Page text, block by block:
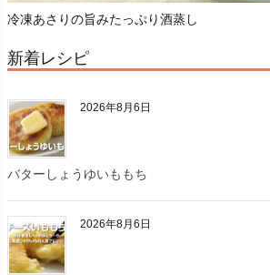
冷凍あさりの旨みたっぷり酒蒸し
新着レシピ
2026年8月6日
バターしょうゆいももち
2026年8月6日